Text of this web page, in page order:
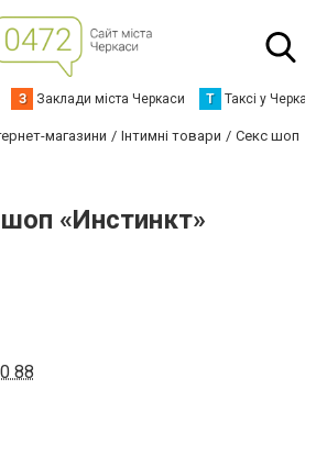
З Заклади міста Черкаси Т Таксі у
магазини Інтимні товари
Секс шоп
«Инстинкт»
88